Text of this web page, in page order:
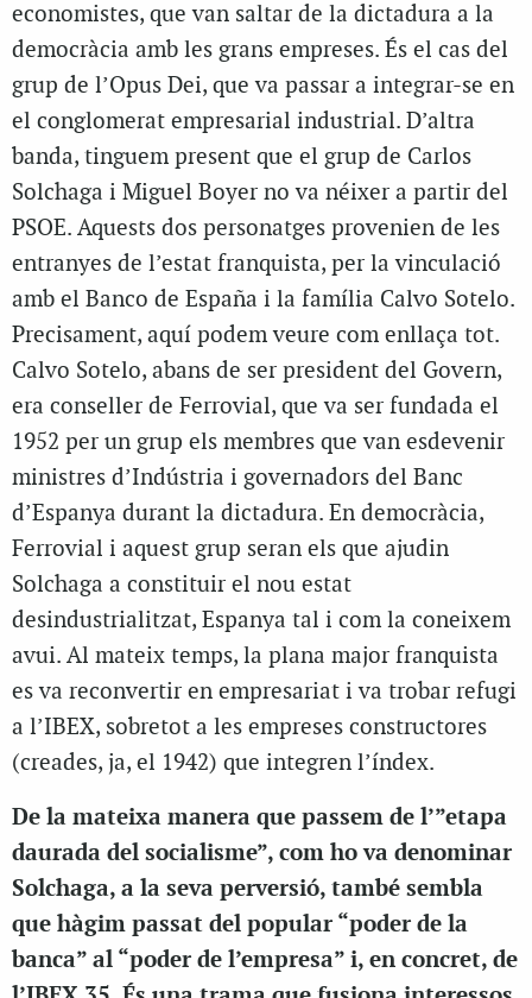
economistes, que van saltar de la dictadura a la
democràcia amb les grans empreses. És el cas del
grup de l’Opus Dei, que va passar a integrar-se en
el conglomerat empresarial industrial. D’altra
banda, tinguem present que el grup de Carlos
Solchaga i Miguel Boyer no va néixer a partir del
PSOE. Aquests dos personatges provenien de les
entranyes de l’estat franquista, per la vinculació
amb el Banco de España i la família Calvo Sotelo.
Precisament, aquí podem veure com enllaça tot.
Calvo Sotelo, abans de ser president del Govern,
era conseller de Ferrovial, que va ser fundada el
1952 per un grup els membres que van esdevenir
ministres d’Indústria i governadors del Banc
d’Espanya durant la dictadura. En democràcia,
Ferrovial i aquest grup seran els que ajudin
Solchaga a constituir el nou estat
desindustrialitzat, Espanya tal i com la coneixem
avui. Al mateix temps, la plana major franquista
es va reconvertir en empresariat i va trobar refugi
a l’IBEX, sobretot a les empreses constructores
(creades, ja, el 1942) que integren l’índex.
De la mateixa manera que passem de l’”etapa
daurada del socialisme”, com ho va denominar
Solchaga, a la seva perversió, també sembla
que hàgim passat del popular “poder de la
banca” al “poder de l’empresa” i, en concret, de